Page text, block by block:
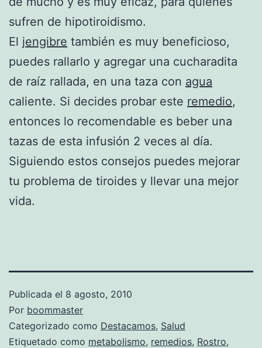
sufren de hipotiroidismo.
El jengibre también es muy beneficioso,
puedes rallarlo y agregar una cucharadita
de raíz rallada, en una taza con agua
caliente. Si decides probar este remedio,
entonces lo recomendable es beber una
tazas de esta infusión 2 veces al día.
Siguiendo estos consejos puedes mejorar
tu problema de tiroides y llevar una mejor
vida.
Publicada el 8 agosto, 2010
Por boommaster
Categorizado como Destacamos, Salud
Etiquetado como metabolismo, remedios, Rostro,